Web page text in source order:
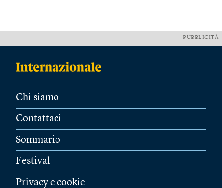
PUBBLICITÀ
Chi siamo
Contattaci
Sommario
Festival
Privacy e cookie